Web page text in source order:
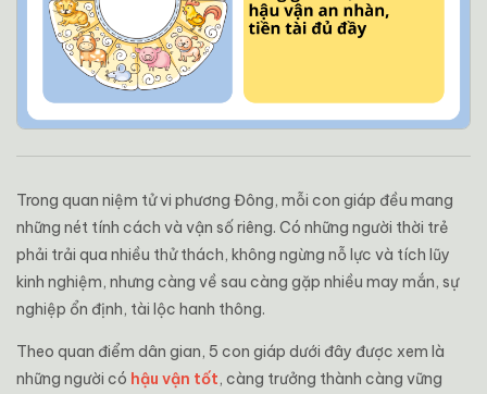
Trong quan niệm tử vi phương Đông, mỗi con giáp đều mang
những nét tính cách và vận số riêng. Có những người thời trẻ
phải trải qua nhiều thử thách, không ngừng nỗ lực và tích lũy
kinh nghiệm, nhưng càng về sau càng gặp nhiều may mắn, sự
nghiệp ổn định, tài lộc hanh thông.
Theo quan điểm dân gian, 5 con giáp dưới đây được xem là
những người có hậu vận tốt, càng trưởng thành càng vững